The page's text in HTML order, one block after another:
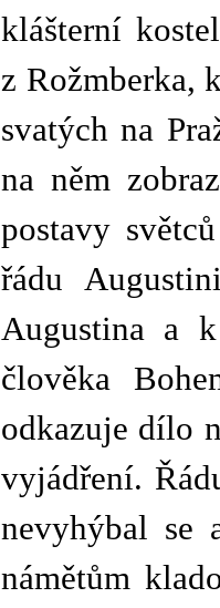
klášterní
z Rožmberka,
svatých na
na něm
postavy
řádu
Augustina a
člověka
odkazuje dílo
vyjádření.
nevyhýbal se
námětům